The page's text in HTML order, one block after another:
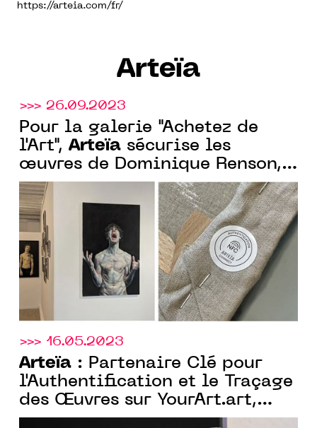
https://arteia.com/fr/
Arteïa
>>> 26.09.2023
Pour la galerie "Achetez de
l'Art", Arteïa sécurise les
œuvres de Dominique Renson,
avec son passeport numérique
inviolable ancré sur la
blockchain Tezos
>>> 16.05.2023
Arteïa : Partenaire Clé pour
l'Authentification et le Traçage
des Œuvres sur YourArt.art,
Plateforme d'Art en Ligne de